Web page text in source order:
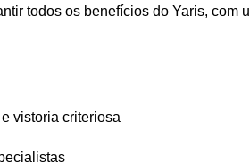
todos os benefícios do Yaris,
vistoria criteriosa